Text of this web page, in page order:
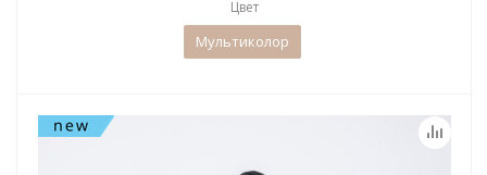
Цвет
Мультиколор